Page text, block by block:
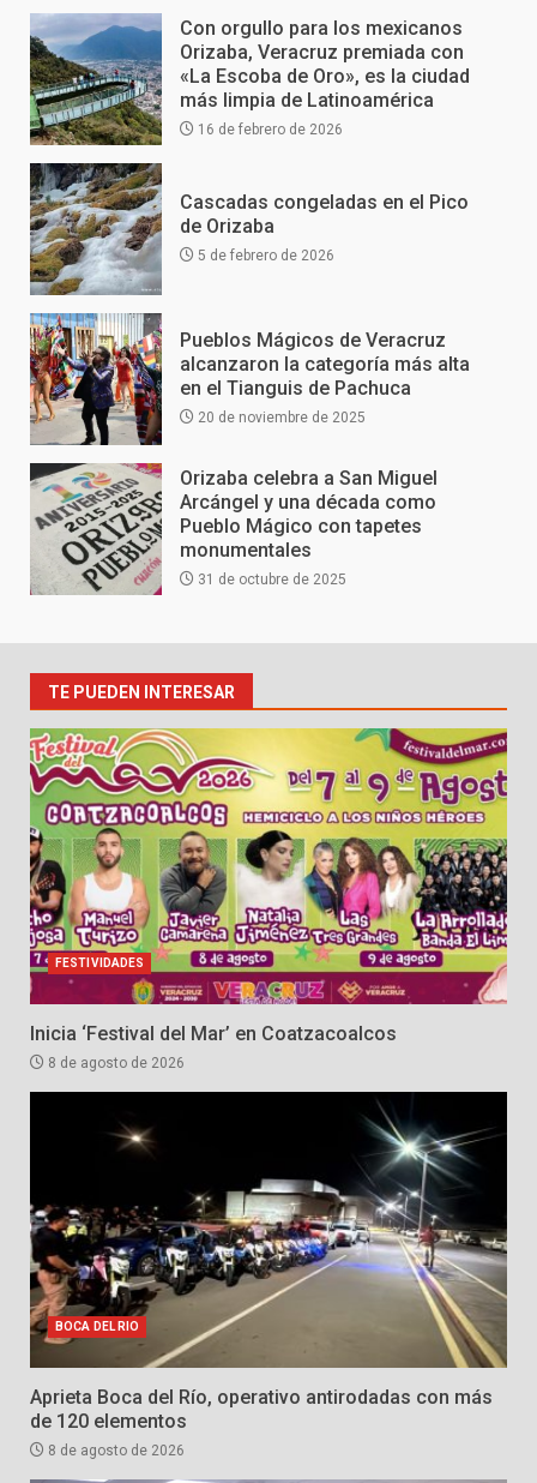
Con orgullo para los mexicanos
Orizaba, Veracruz premiada con
«La Escoba de Oro», es la ciudad
más limpia de Latinoamérica
16 de febrero de 2026
Cascadas congeladas en el Pico
de Orizaba
5 de febrero de 2026
Pueblos Mágicos de Veracruz
alcanzaron la categoría más alta
en el Tianguis de Pachuca
20 de noviembre de 2025
Orizaba celebra a San Miguel
Arcángel y una década como
Pueblo Mágico con tapetes
monumentales
31 de octubre de 2025
TE PUEDEN INTERESAR
FESTIVIDADES
Inicia ‘Festival del Mar’ en Coatzacoalcos
8 de agosto de 2026
BOCA DEL RIO
Aprieta Boca del Río, operativo antirodadas con más
de 120 elementos
8 de agosto de 2026